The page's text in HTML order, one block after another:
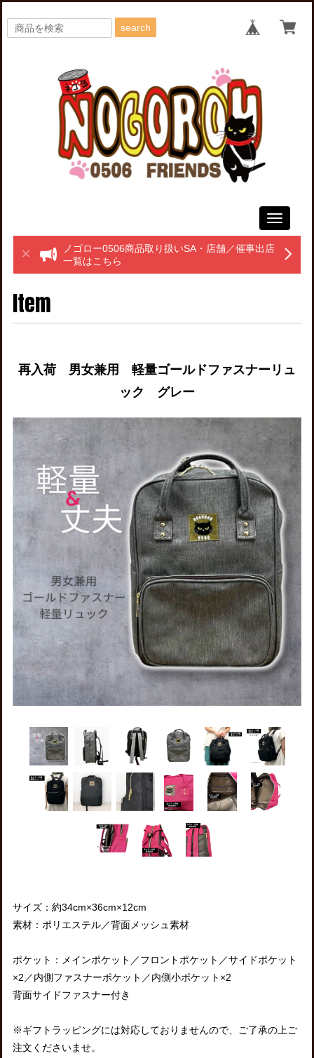
search
Toggle
ノゴロー0506商品取り扱いSA・店舗／催事出店
一覧はこちら
Item
再入荷 男女兼用 軽量ゴールドファスナーリュ
ック グレー
サイズ：約34cm×36cm×12cm
素材：ポリエステル／背面メッシュ素材
ポケット：メインポケット／フロントポケット／サイドポケット
×2／内側ファスナーポケット／内側小ポケット×2
背面サイドファスナー付き
※ギフトラッピングには対応しておりませんので、ご了承の上ご
注文くださいませ。